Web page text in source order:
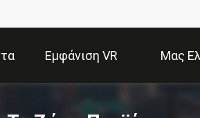
Εμφάνιση VR Μας